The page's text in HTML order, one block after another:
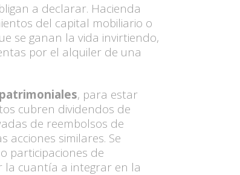
a declarar. Hacienda
del capital mobiliario o
se ganan la vida invirtiendo,
por el alquiler de una
, para estar
cubren dividendos de
de reembolsos de
acciones similares. Se
participaciones de
la cuantía a integrar en la